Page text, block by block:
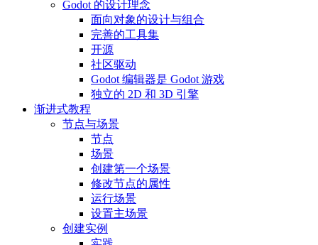
Godot 的设计理念
面向对象的设计与组合
完善的工具集
开源
社区驱动
Godot 编辑器是 Godot 游戏
独立的 2D 和 3D 引擎
渐进式教程
节点与场景
节点
场景
创建第一个场景
修改节点的属性
运行场景
设置主场景
创建实例